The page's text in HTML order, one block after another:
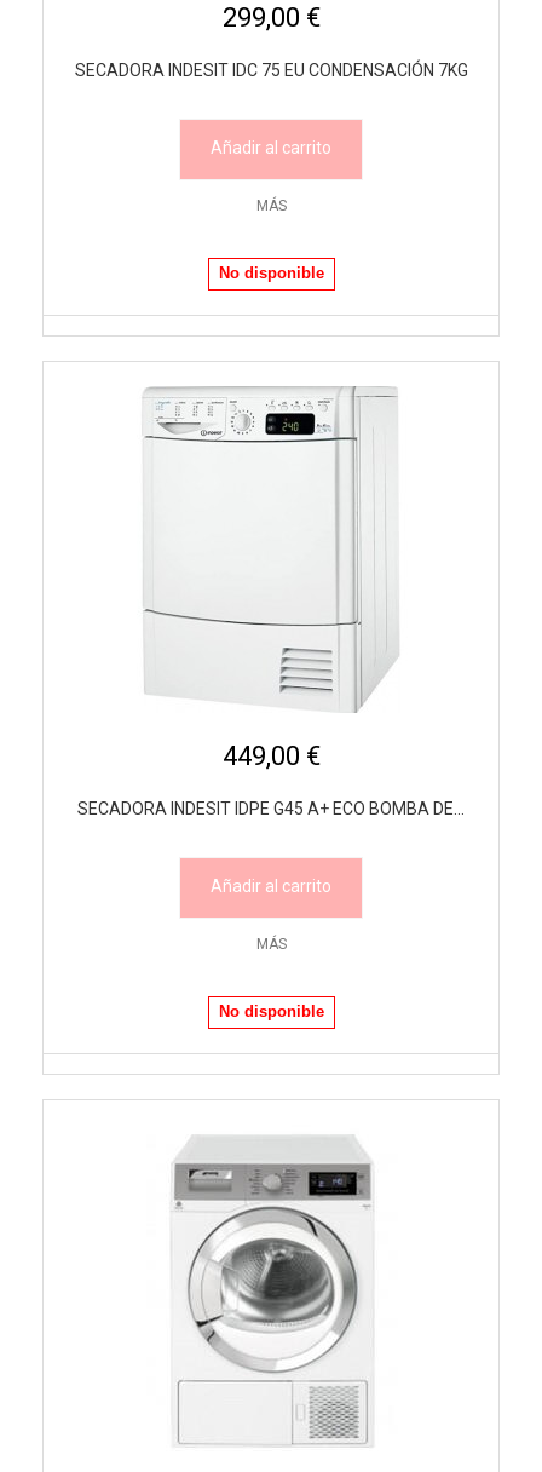
299,00 €
SECADORA INDESIT IDC 75 EU CONDENSACIÓN 7KG
Añadir al carrito
MÁS
No disponible
449,00 €
SECADORA INDESIT IDPE G45 A+ ECO BOMBA DE...
Añadir al carrito
MÁS
No disponible